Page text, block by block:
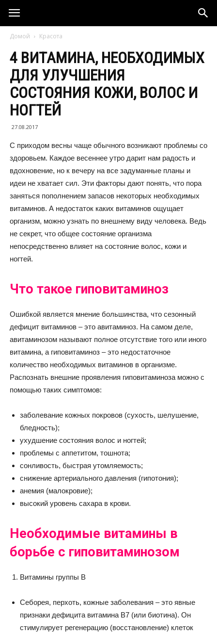
Домой Красота
4 ВИТАМИНА, НЕОБХОДИМЫХ
ДЛЯ УЛУЧШЕНИЯ
СОСТОЯНИЯ КОЖИ, ВОЛОС И
НОГТЕЙ
27.08.2017
С приходом весны чаще обычного возникают проблемы со
здоровьем. Каждое весеннее утро дарит нам радость и
вдохновение, но к вечеру на все задуманные планы и
идеи не хватает сил. Эти факторы дают понять, что пора
заняться пополнением запасов некоторых необходимых
витаминов. А недостаток каких витаминов ощущает
организм, можно узнать по внешнему виду человека. Ведь
не секрет, что общее состояние организма
непосредственно влияет на состояние волос, кожи и
ногтей.
Что такое гиповитаминоз
Ошибкой является мнение большинства, что сезонный
дефицит витаминов – это авитаминоз. На самом деле,
авитаминозом называют полное отсутствие того или иного
витамина, а гиповитаминоз – это недостаточное
количество необходимых витаминов в организме.
Распознать внешние проявления гиповитаминоза можно с
помощью таких симптомов:
заболевание кожных покровов (сухость, шелушение,
бледность);
ухудшение состояния волос и ногтей;
проблемы с аппетитом, тошнота;
сонливость, быстрая утомляемость;
снижение артериального давления (гипотония);
анемия (малокровие);
высокий уровень сахара в крови.
Необходимые витамины в
борьбе с гиповитаминозом
Витамины группы В
Себорея, перхоть, кожные заболевания – это явные
признаки дефицита витамина В7 (или биотина). Он
стимулирует регенерацию (восстановление) клеток